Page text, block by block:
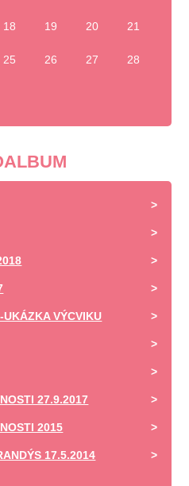
18 19 20 21
25 26 27 28
UKÁZKA VÝCVIKU
27.9.2017
2015
17.5.2014